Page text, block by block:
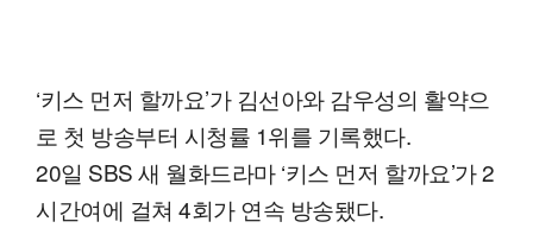
‘키스 먼저 할까요’가 김선아와 감우성의 활약으
로 첫 방송부터 시청률 1위를 기록했다.
20일 SBS 새 월화드라마 ‘키스 먼저 할까요’가 2
시간여에 걸쳐 4회가 연속 방송됐다.